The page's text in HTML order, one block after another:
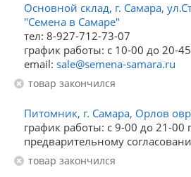
Основной склад, г. Самара,
"Семена в Самаре"
тел: 8-927-712-73-07
график работы: с 10-00 до 20-
email: sale@semena-samara.ru
Товар закончился
Питомник, г. Самара, Орлов
график работы: с 9-00 до 21-00
предварительному
Товар закончился